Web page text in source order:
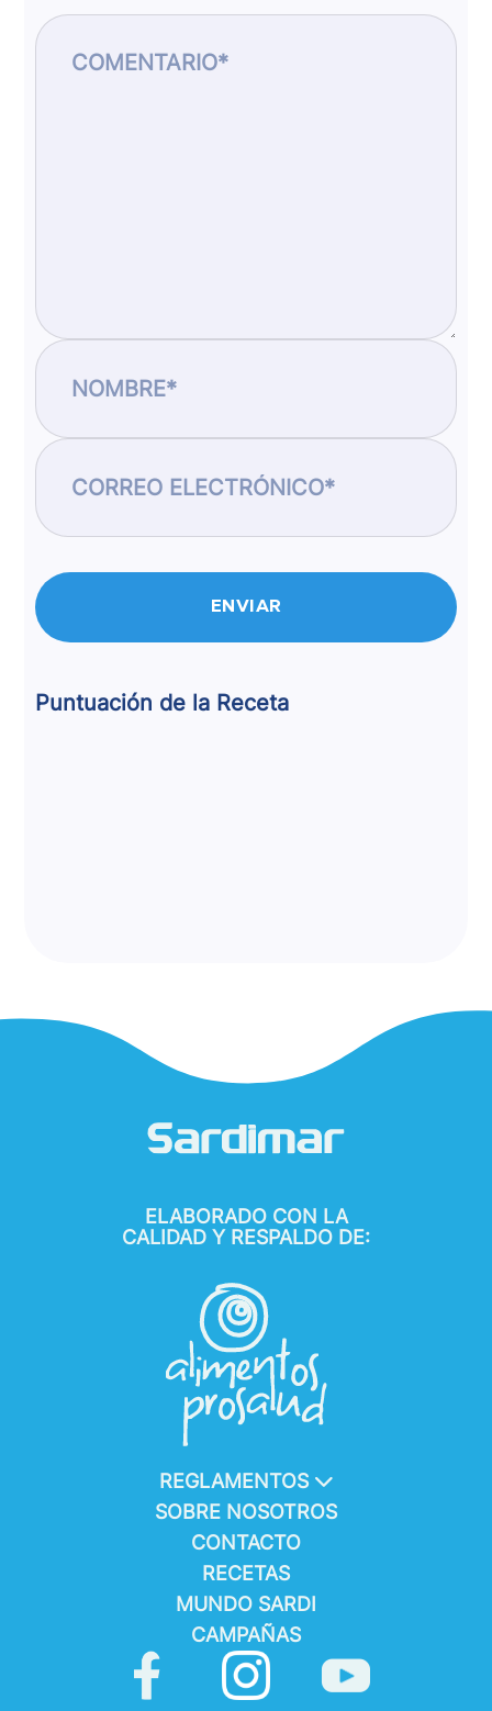
Puntuación de la Receta
ELABORADO CON LA
CALIDAD Y RESPALDO DE:
REGLAMENTOS
SOBRE NOSOTROS
CONTACTO
RECETAS
MUNDO SARDI
CAMPAÑAS